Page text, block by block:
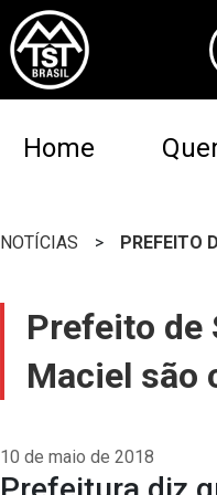
Home
NOTÍCIAS > PREFEITO
Prefeito de
Maciel são
10 de maio de 2018